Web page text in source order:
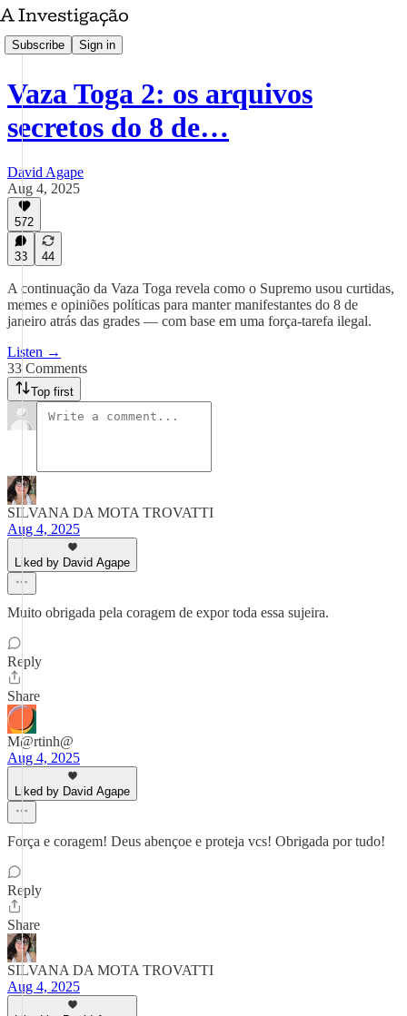
Subscribe Sign in
Vaza Toga 2: os arquivos
secretos do 8 de…
David Agape
Aug 4, 2025
572
33 44
A continuação da Vaza Toga revela como o Supremo usou curtidas,
memes e opiniões políticas para manter manifestantes do 8 de
janeiro atrás das grades — com base em uma força-tarefa ilegal.
Listen →
33 Comments
Top first
SILVANA DA MOTA TROVATTI
Aug 4, 2025
Liked by David Agape
Muito obrigada pela coragem de expor toda essa sujeira.
Reply
Share
M@rtinh@
Aug 4, 2025
Liked by David Agape
Força e coragem! Deus abençoe e proteja vcs! Obrigada por tudo!
Reply
Share
SILVANA DA MOTA TROVATTI
Aug 4, 2025